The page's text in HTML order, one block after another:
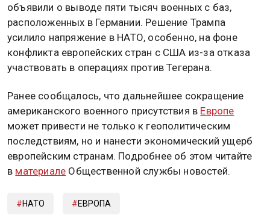
объявили о выводе пяти тысяч военных с баз,
расположенных в Германии. Решение Трампа
усилило напряжение в НАТО, особенно, на фоне
конфликта европейских стран с США из-за отказа
участвовать в операциях против Тегерана.
Ранее сообщалось, что дальнейшее сокращение
американского военного присутствия в Европе
может привести не только к геополитическим
последствиям, но и нанести экономический ущерб
европейским странам. Подробнее об этом читайте
в материале Общественной службы новостей.
НАТО ЕВРОПА